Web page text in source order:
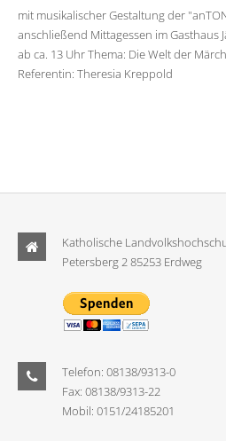
mit musikalischer Gestaltung der
anschließend Mittagessen im Gasthaus
ab ca. 13 Uhr Thema: Die Welt der
Referentin: Theresia Kreppold
Katholische
Petersberg 2 85253 Erdweg
Telefon: 08138/9313-0
Fax: 08138/9313-22
Mobil: 0151/24185201